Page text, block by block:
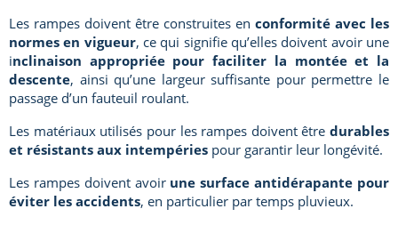
Les rampes doivent être construites en conformité avec les
normes en vigueur, ce qui signifie qu’elles doivent avoir une
inclinaison appropriée pour faciliter la montée et la
descente, ainsi qu’une largeur suffisante pour permettre le
passage d’un fauteuil roulant.
Les matériaux utilisés pour les rampes doivent être durables
et résistants aux intempéries pour garantir leur longévité.
Les rampes doivent avoir une surface antidérapante pour
éviter les accidents, en particulier par temps pluvieux.